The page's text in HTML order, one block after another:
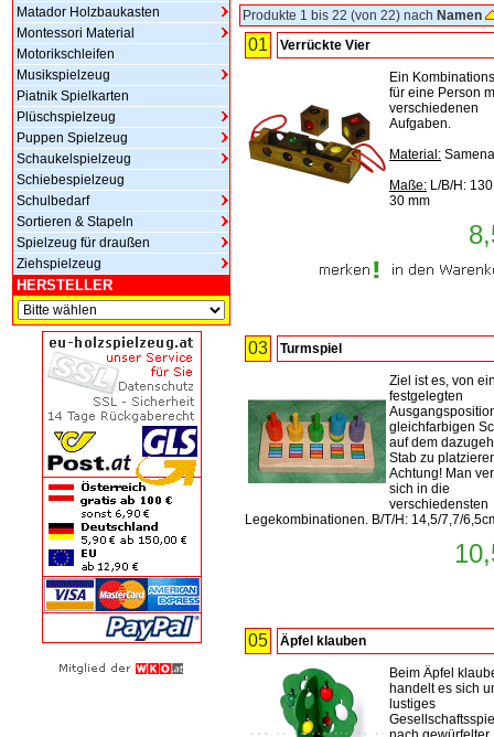
Matador Holzbaukasten
Montessori Material
Motorikschleifen
Musikspielzeug
Piatnik Spielkarten
Plüschspielzeug
Puppen Spielzeug
Schaukelspielzeug
Schiebespielzeug
Schulbedarf
Sortieren & Stapeln
Spielzeug für draußen
Ziehspielzeug
HERSTELLER
Produkte 1 bis 22 (von 22) nach Namen
01 Verrückte Vier
Ein
für eine Person
verschiedenen
Aufgaben.
Material:
Maße: L/B/H:
30 mm
03 Turmspiel
Ziel ist es, von
festgelegten
gleichfarbigen
auf dem
Stab zu
Achtung! Man
sich in die
verschiedensten
Legekombinationen. B/T/H: 14,5/7,7/
05 Äpfel klauben
Beim Äpfel
handelt es sich
lustiges